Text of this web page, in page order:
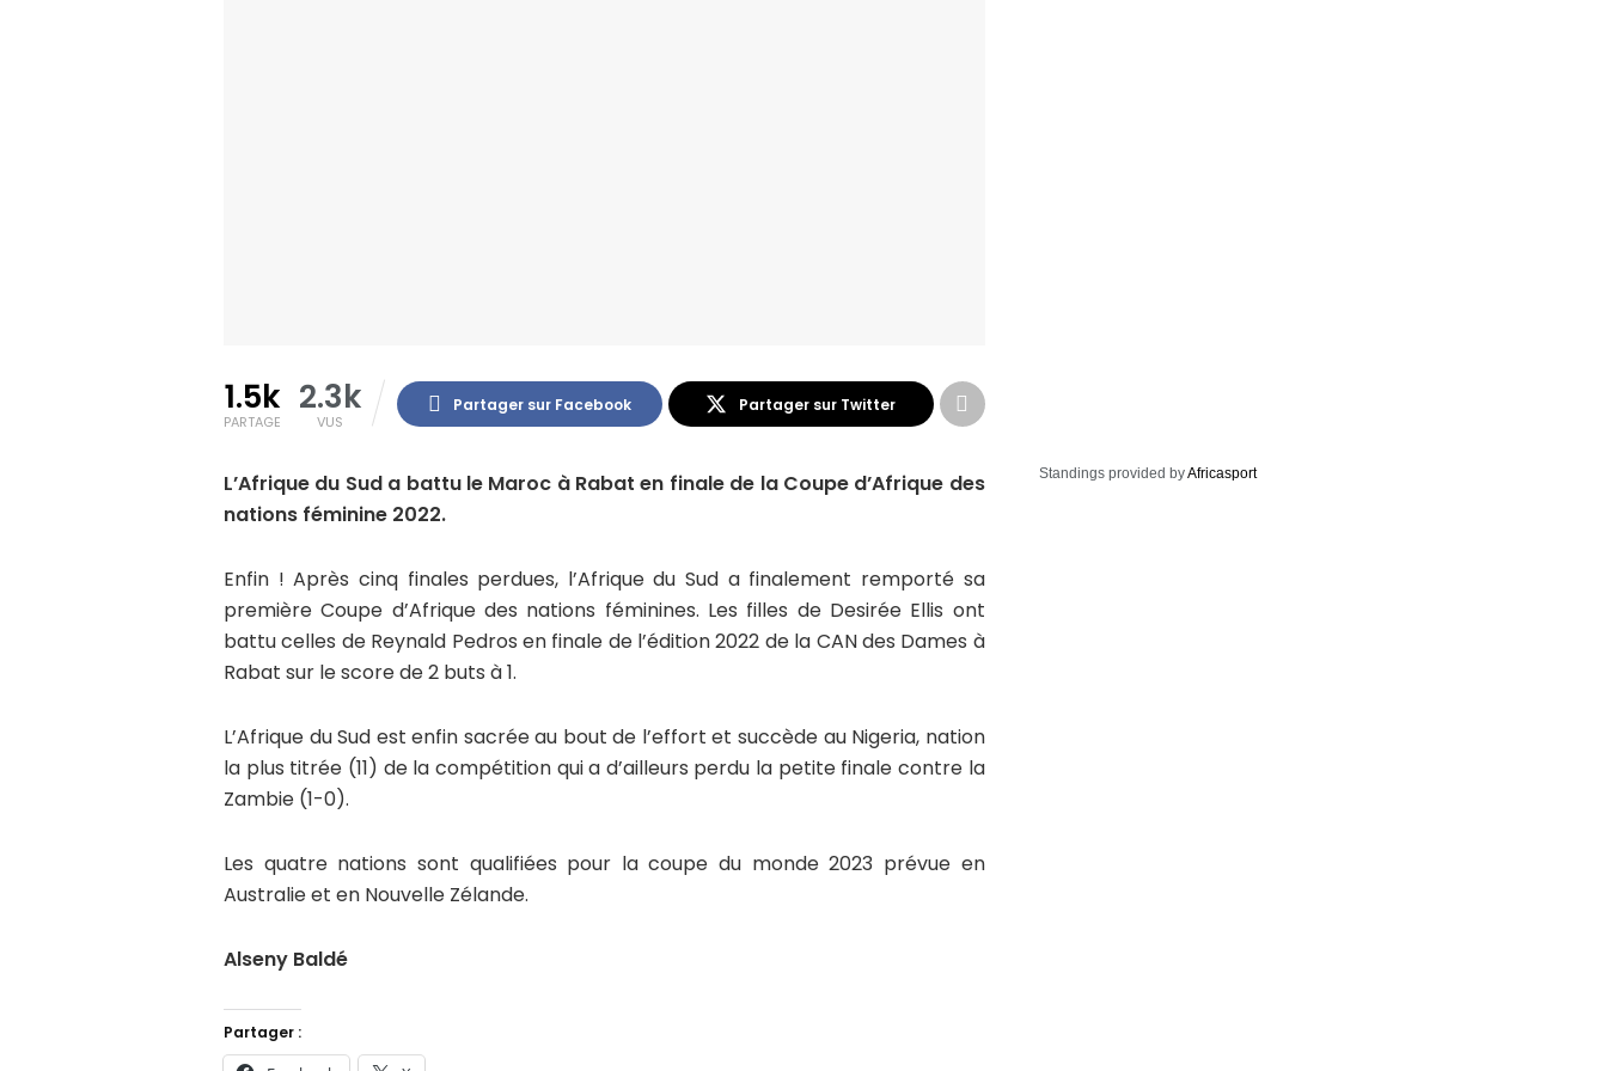
1.5k
PARTAGE
2.3k
VUS
Partager sur Facebook Partager sur Twitter
L’Afrique du Sud a battu le Maroc à Rabat en finale de la Coupe d’Afrique des
nations féminine 2022.
Enfin ! Après cinq finales perdues, l’Afrique du Sud a finalement remporté sa
première Coupe d’Afrique des nations féminines. Les filles de Desirée Ellis ont
battu celles de Reynald Pedros en finale de l’édition 2022 de la CAN des Dames à
Rabat sur le score de 2 buts à 1.
L’Afrique du Sud est enfin sacrée au bout de l’effort et succède au Nigeria, nation
la plus titrée (11) de la compétition qui a d’ailleurs perdu la petite finale contre la
Zambie (1-0).
Les quatre nations sont qualifiées pour la coupe du monde 2023 prévue en
Australie et en Nouvelle Zélande.
Alseny Baldé
Partager :
Standings provided byAfricasport